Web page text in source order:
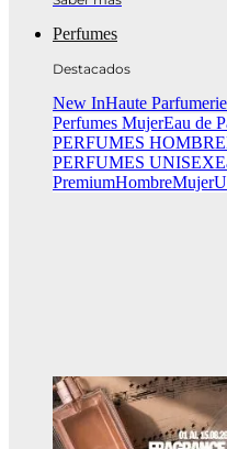
Perfumes
Destacados
New InHaute Parfumerie
Perfumes MujerEau de
PERFUMES HOMBRE
PERFUMES UNISEX
PremiumHombreMujer